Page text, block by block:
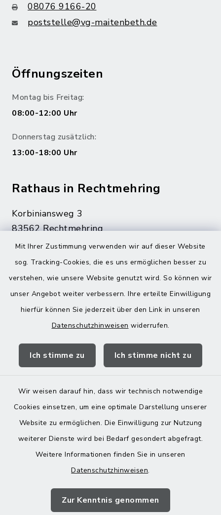
Mit Ihrer Zustimmung verwenden wir auf dieser Website
sog. Tracking-Cookies, die es uns ermöglichen besser zu
verstehen, wie unsere Website genutzt wird. So können wir
unser Angebot weiter verbessern. Ihre erteilte Einwilligung
hierfür können Sie jederzeit über den Link in unseren
Datenschutzhinweisen widerrufen.
Ich stimme zu Ich stimme nicht zu
Wir weisen darauf hin, dass wir technisch notwendige
Cookies einsetzen, um eine optimale Darstellung unserer
Website zu ermöglichen. Die Einwilligung zur Nutzung
weiterer Dienste wird bei Bedarf gesondert abgefragt.
Weitere Informationen finden Sie in unseren
Datenschutzhinweisen.
Zur Kenntnis genommen
08076 9166-20
poststelle@vg-maitenbeth.de
Öffnungszeiten
Montag bis Freitag:
08:00-12:00 Uhr
Donnerstag zusätzlich:
13:00-18:00 Uhr
Rathaus in Rechtmehring
Korbiniansweg 3
83562 Rechtmehring
08076 499
08076 8595
poststelle@vg-maitenbeth.de
Quicklinks
Landratsamt Mühldorf
Barrierefreiheit
Impressum